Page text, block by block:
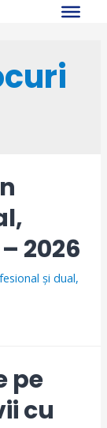
2026
și dual,
pe
cu